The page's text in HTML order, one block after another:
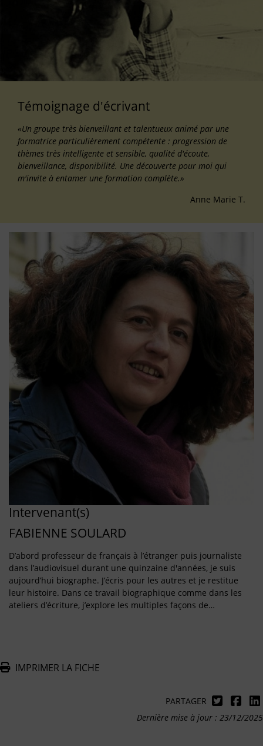
Témoignage d'écrivant
«Un groupe très bienveillant et talentueux animé par une
formatrice particulièrement compétente : progression de
thèmes très intelligente et sensible, qualité d'écoute,
bienveillance, disponibilité. Une découverte pour moi qui
m'invite à entamer une formation complète.»
Anne Marie T.
Intervenant(s)
FABIENNE SOULARD
D’abord professeur de français à l’étranger puis journaliste
dans l’audiovisuel durant une quinzaine d'années, je suis
aujourd’hui biographe. J’écris pour les autres et je restitue
leur histoire. Dans ce travail biographique comme dans les
ateliers d’écriture, j’explore les multiples façons de…
IMPRIMER LA FICHE
PARTAGER
Dernière mise à jour : 23/12/2025